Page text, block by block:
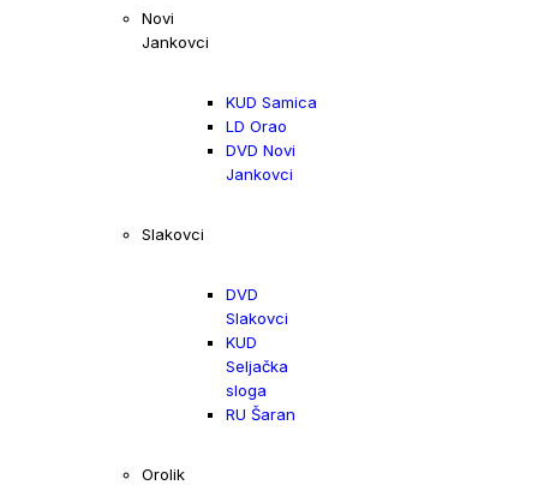
Novi
Jankovci
KUD Samica
LD Orao
DVD Novi
Jankovci
Slakovci
DVD
Slakovci
KUD
Seljačka
sloga
RU Šaran
Orolik